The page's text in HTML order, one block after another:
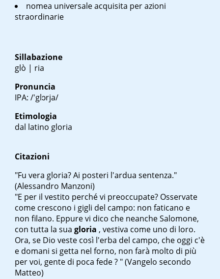
nomea universale acquisita per azioni
straordinarie
Sillabazione
glò | ria
Pronuncia
IPA: /'glɔrja/
Etimologia
dal latino gloria
Citazioni
"Fu vera gloria? Ai posteri l'ardua sentenza."
(Alessandro Manzoni)
"E per il vestito perché vi preoccupate? Osservate
come crescono i gigli del campo: non faticano e
non filano. Eppure vi dico che neanche Salomone,
con tutta la sua gloria , vestiva come uno di loro.
Ora, se Dio veste così l'erba del campo, che oggi c'è
e domani si getta nel forno, non farà molto di più
per voi, gente di poca fede ? " (Vangelo secondo
Matteo)